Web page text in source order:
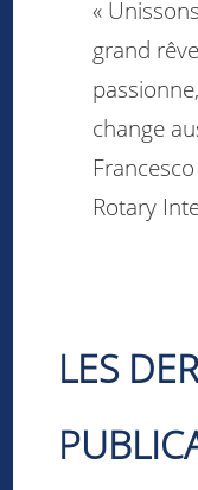
«
grand
change
Rotary
LES